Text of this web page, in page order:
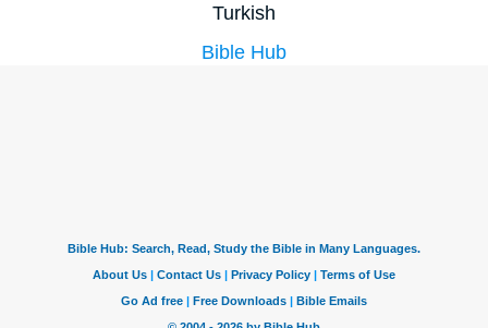
Turkish
Bible Hub